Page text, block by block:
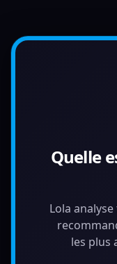
Quelle
Lola
les plus